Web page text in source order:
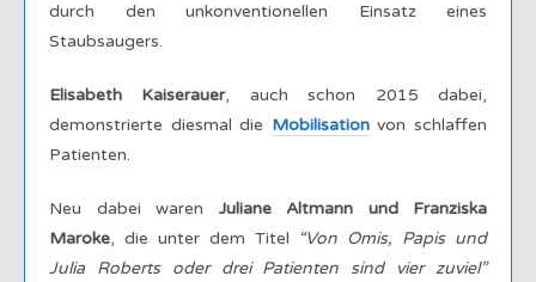
durch den unkonventionellen Einsatz eines
Staubsaugers.
Elisabeth Kaiserauer, auch schon 2015 dabei,
demonstrierte diesmal die Mobilisationvon schlaffen
Patienten.
Neu dabei waren Juliane Altmann und Franziska
Maroke, die unter dem Titel “Von Omis, Papis und
Julia Roberts oder drei Patienten sind vier zuviel”